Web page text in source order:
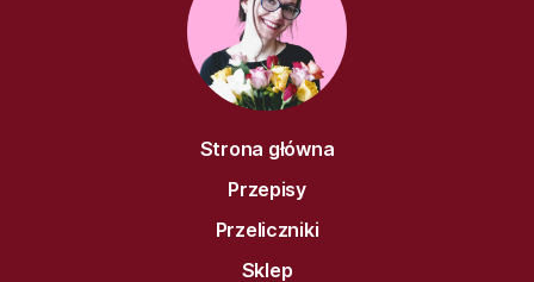
Strona główna
Przepisy
Przeliczniki
Sklep